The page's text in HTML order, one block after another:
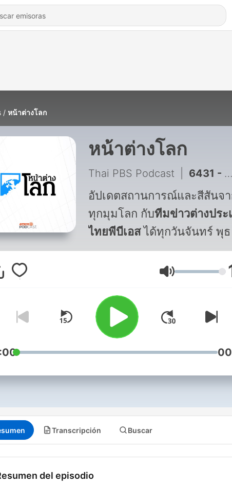
หน้าต่างโลก
หน้าต่างโลก
Thai PBS Podcast 6431 - หน้าต่างโลก : 10 วิตามินยอดฮิตจำเป็นจริงหรือไม่?
อัปเดตสถานการณ์และสีสันจ
ทุกมุมโลก กับทีมข่าวต่างประ
ไทยพีบีเอสได้ทุกวันจันทร์ พุธ
ศุกร์
Volumen
Transcripción Buscar
del episodio